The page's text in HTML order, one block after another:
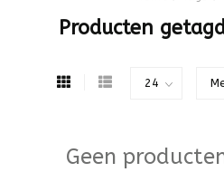
Producten
Geen